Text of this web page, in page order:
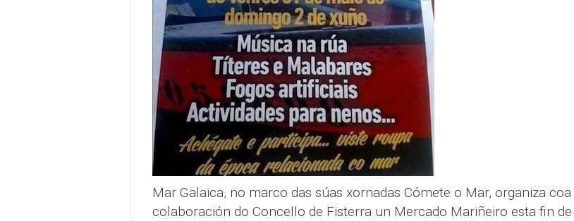
Mar Galaica, no marco das súas xornadas Cómete o Mar, organiza coa
colaboración do Concello de Fisterra un Mercado Mariñeiro esta fin de